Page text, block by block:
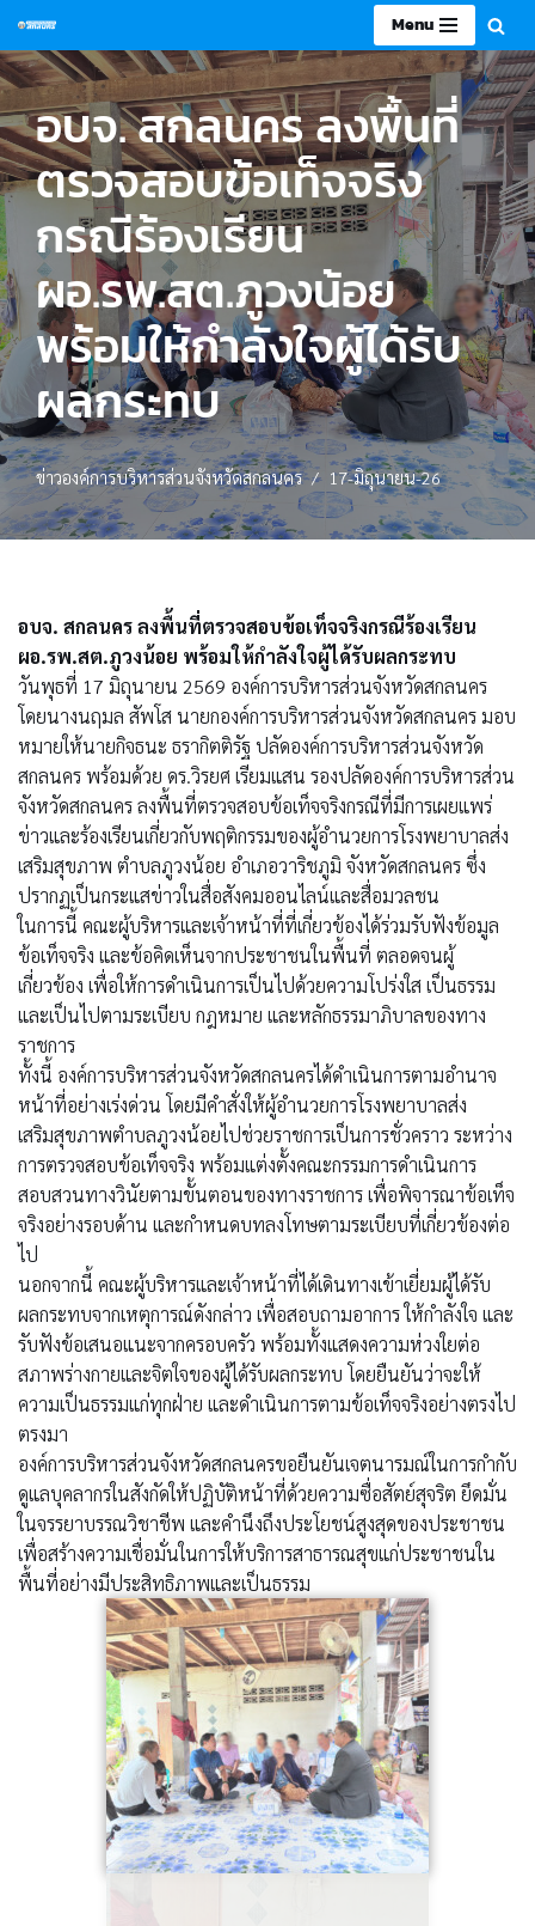
Skip
to
content
Menu
อบจ. สกลนคร ลงพื้นที่
ตรวจสอบข้อเท็จจริง
กรณีร้องเรียน
ผอ.รพ.สต.ภูวงน้อย
พร้อมให้กำลังใจผู้ได้รับ
ผลกระทบ
ข่าวองค์การบริหารส่วนจังหวัดสกลนคร 17-มิถุนายน-26
อบจ. สกลนคร ลงพื้นที่ตรวจสอบข้อเท็จจริงกรณีร้องเรียน
ผอ.รพ.สต.ภูวงน้อย พร้อมให้กำลังใจผู้ได้รับผลกระทบ
วันพุธที่ 17 มิถุนายน 2569 องค์การบริหารส่วนจังหวัดสกลนคร
โดยนางนฤมล สัพโส นายกองค์การบริหารส่วนจังหวัดสกลนคร มอบ
หมายให้นายกิจธนะ ธรากิตติรัฐ ปลัดองค์การบริหารส่วนจังหวัด
สกลนคร พร้อมด้วย ดร.วิรยศ เรียมแสน รองปลัดองค์การบริหารส่วน
จังหวัดสกลนคร ลงพื้นที่ตรวจสอบข้อเท็จจริงกรณีที่มีการเผยแพร่
ข่าวและร้องเรียนเกี่ยวกับพฤติกรรมของผู้อำนวยการโรงพยาบาลส่ง
เสริมสุขภาพ ตำบลภูวงน้อย อำเภอวาริชภูมิ จังหวัดสกลนคร ซึ่ง
ปรากฏเป็นกระแสข่าวในสื่อสังคมออนไลน์และสื่อมวลชน
ในการนี้ คณะผู้บริหารและเจ้าหน้าที่ที่เกี่ยวข้องได้ร่วมรับฟังข้อมูล
ข้อเท็จจริง และข้อคิดเห็นจากประชาชนในพื้นที่ ตลอดจนผู้
เกี่ยวข้อง เพื่อให้การดำเนินการเป็นไปด้วยความโปร่งใส เป็นธรรม
และเป็นไปตามระเบียบ กฎหมาย และหลักธรรมาภิบาลของทาง
ราชการ
ทั้งนี้ องค์การบริหารส่วนจังหวัดสกลนครได้ดำเนินการตามอำนาจ
หน้าที่อย่างเร่งด่วน โดยมีคำสั่งให้ผู้อำนวยการโรงพยาบาลส่ง
เสริมสุขภาพตำบลภูวงน้อยไปช่วยราชการเป็นการชั่วคราว ระหว่าง
การตรวจสอบข้อเท็จจริง พร้อมแต่งตั้งคณะกรรมการดำเนินการ
สอบสวนทางวินัยตามขั้นตอนของทางราชการ เพื่อพิจารณาข้อเท็จ
จริงอย่างรอบด้าน และกำหนดบทลงโทษตามระเบียบที่เกี่ยวข้องต่อ
ไป
นอกจากนี้ คณะผู้บริหารและเจ้าหน้าที่ได้เดินทางเข้าเยี่ยมผู้ได้รับ
ผลกระทบจากเหตุการณ์ดังกล่าว เพื่อสอบถามอาการ ให้กำลังใจ และ
รับฟังข้อเสนอแนะจากครอบครัว พร้อมทั้งแสดงความห่วงใยต่อ
สภาพร่างกายและจิตใจของผู้ได้รับผลกระทบ โดยยืนยันว่าจะให้
ความเป็นธรรมแก่ทุกฝ่าย และดำเนินการตามข้อเท็จจริงอย่างตรงไป
ตรงมา
องค์การบริหารส่วนจังหวัดสกลนครขอยืนยันเจตนารมณ์ในการกำกับ
ดูแลบุคลากรในสังกัดให้ปฏิบัติหน้าที่ด้วยความซื่อสัตย์สุจริต ยึดมั่น
ในจรรยาบรรณวิชาชีพ และคำนึงถึงประโยชน์สูงสุดของประชาชน
เพื่อสร้างความเชื่อมั่นในการให้บริการสาธารณสุขแก่ประชาชนใน
พื้นที่อย่างมีประสิทธิภาพและเป็นธรรม